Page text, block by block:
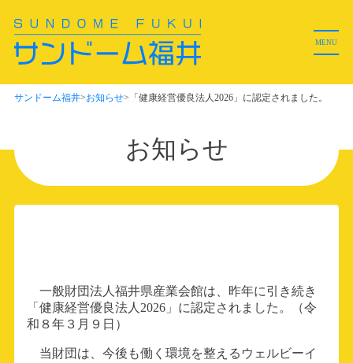
MENU
ホーム
駐車場情報
サンドーム福井>お知らせ> 「健康経営優良法人2026」に認定されました。
お知らせ
一般財団法人福井県産業会館は、昨年に引き続き
「健康経営優良法人2026」に認定されました。（令
和８年３月９日）
当財団は、今後も働く環境を整えるウェルビーイ